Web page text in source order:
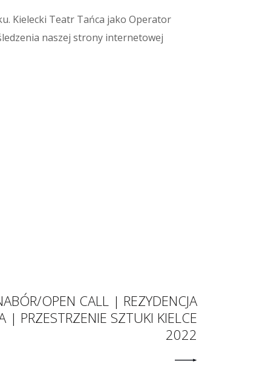
Kielecki Teatr Tańca jako Operator
naszej strony internetowej
OPEN CALL | REZYDENCJA
| PRZESTRZENIE SZTUKI KIELCE
2022